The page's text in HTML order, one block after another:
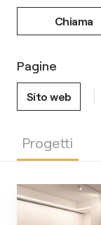
Pagine
Sito web
Chiama
Progetti